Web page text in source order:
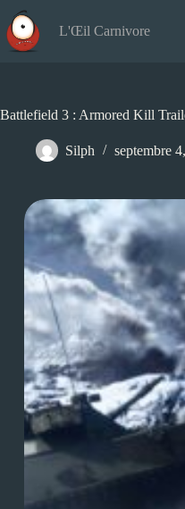
au
contenu
L'Œil Carnivore
Battlefield 3 : Armored Kill
Silph septembre